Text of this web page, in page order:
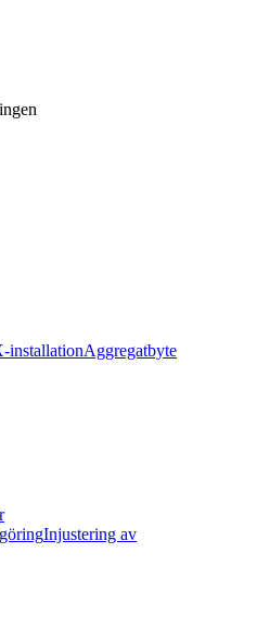
installationAggregatbyte
Injustering av